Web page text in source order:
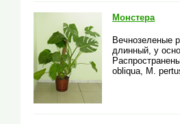
Монстера
Вечнозеленые
длинный, у
obliqua, М.